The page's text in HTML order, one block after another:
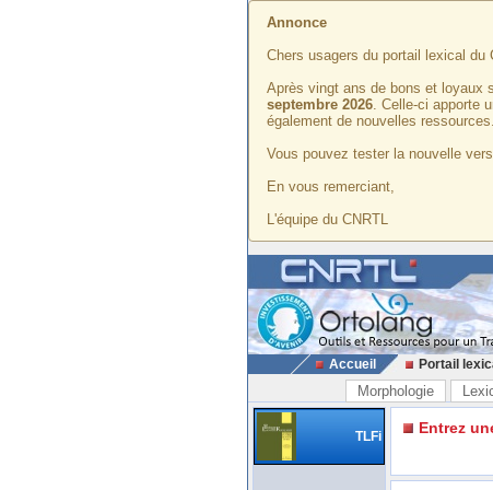
Annonce
Chers usagers du portail lexical du
Après vingt ans de bons et loyaux
septembre 2026. Celle-ci apporte
également de nouvelles ressources.
Vous pouvez tester la nouvelle
En vous remerciant,
L'équipe du CNRTL
Accueil Portail
Morphologie
TLFi Entrez